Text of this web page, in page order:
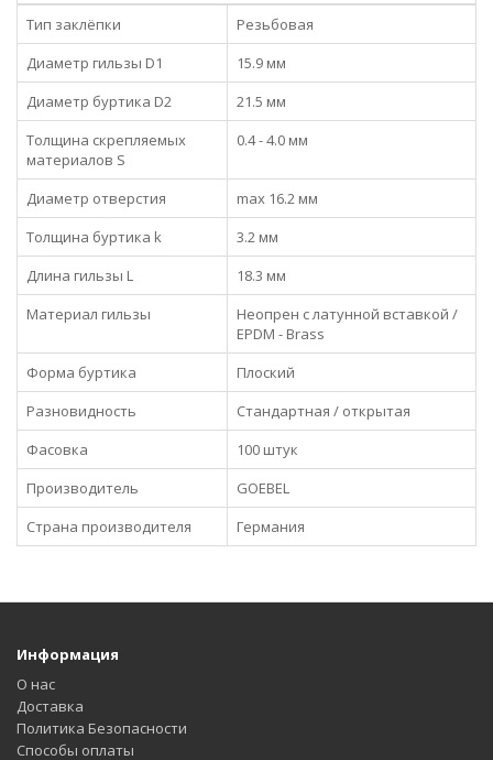
Тип заклёпки
Резьбовая
Диаметр гильзы D1
15.9 мм
Диаметр буртика D2
21.5 мм
Толщина скрепляемых
материалов S
0.4 - 4.0 мм
Диаметр отверстия
max 16.2 мм
Толщина буртика k
3.2 мм
Длина гильзы L
18.3 мм
Материал гильзы
Неопрен с латунной вставкой /
EPDM - Brass
Форма буртика
Плоский
Разновидность
Стандартная / открытая
Фасовка
100 штук
Производитель
GOEBEL
Страна производителя
Германия
Информация
О нас
Доставка
Политика Безопасности
Способы оплаты